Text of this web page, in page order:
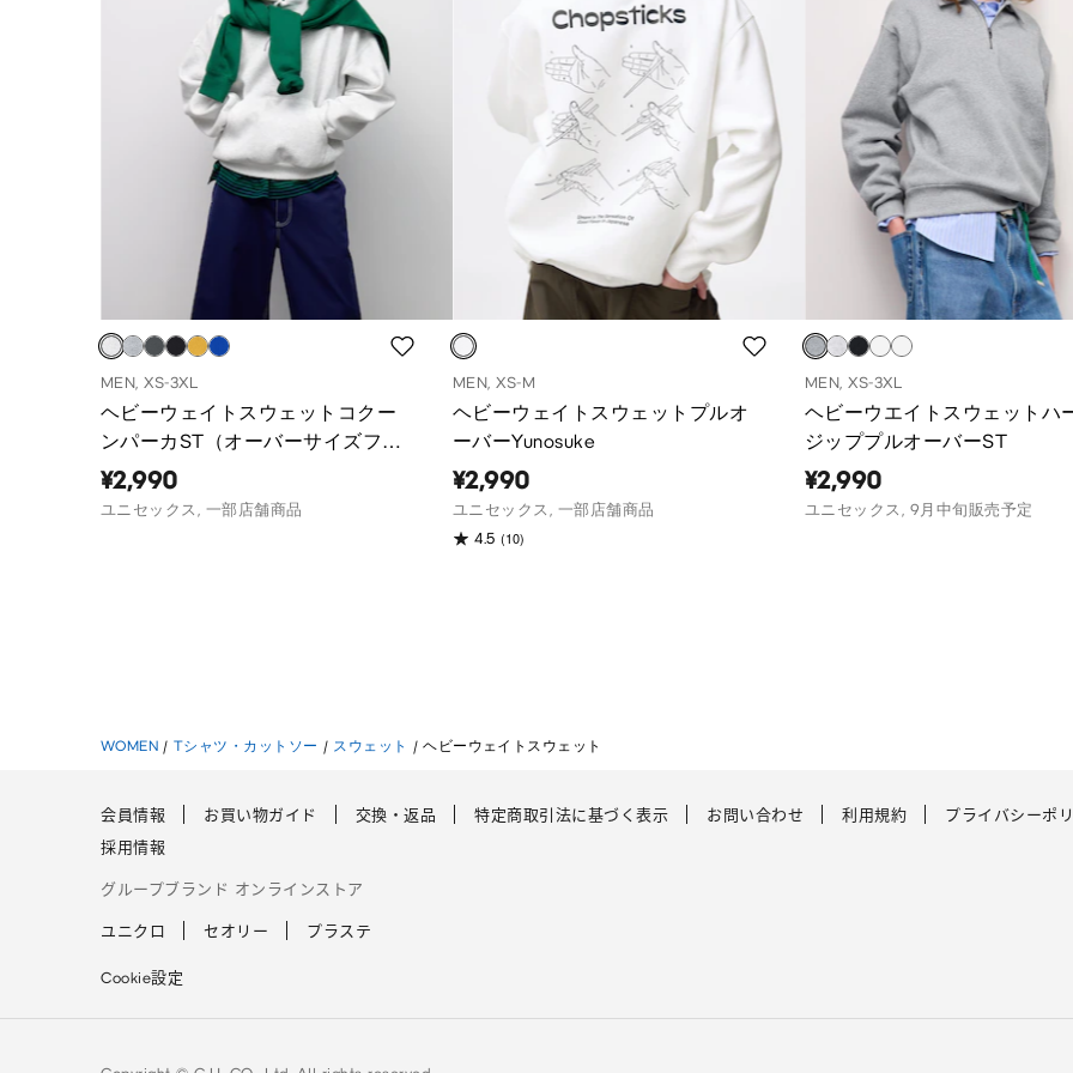
MEN, XS-3XL
ヘビーウェイトスウェットコクー
ンパーカST（オーバーサイズフィ
ット）
¥2,990
ユニセックス, 一部店舗商品
MEN, XS-M
ヘビーウェイトスウェットプルオ
ーバーYunosuke
¥2,990
ユニセックス, 一部店舗商品
4.5 (10)
MEN, XS-3XL
ヘビーウエイトスウェットハ
ジッププルオーバーST
¥2,990
ユニセックス, 9月中旬販売予定
WOMEN / Tシャツ・カットソー / スウェット / ヘビーウェイトスウェット
会員情報 お買い物ガイド 交換・返品 特定商取引法に基づく表示 お問い合わせ 利用規約
プライバシーポ
採用情報
グループブランド オンラインストア
ユニクロ セオリー プラステ
Cookie設定